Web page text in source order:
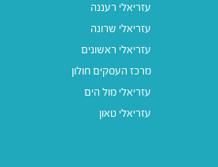
עזריאלי רעננה
עזריאלי שרונה
עזריאלי ראשונים
מרכז העסקים חולון
עזריאלי מול הים
עזריאלי טאון